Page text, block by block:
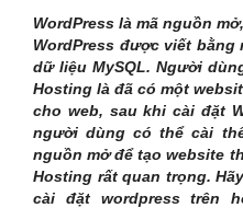
WordPress là mã nguồn
WordPress được viết bằng
dữ liệu MySQL. Người
Hosting là đã có một
cho web, sau khi cài đặt
người dùng có thể cài
nguồn mở để tạo website
Hosting rất quan trọng.
cài đặt wordpress trên